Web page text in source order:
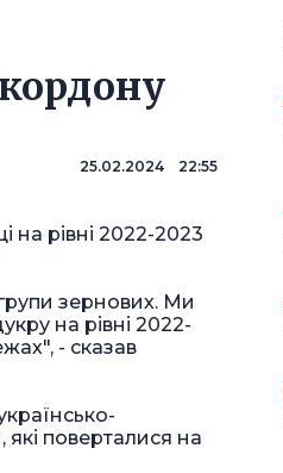
25.02.2024 22:55
на рівні 2022-2023
зернових. Ми
на рівні 2022-
- сказав
поверталися на